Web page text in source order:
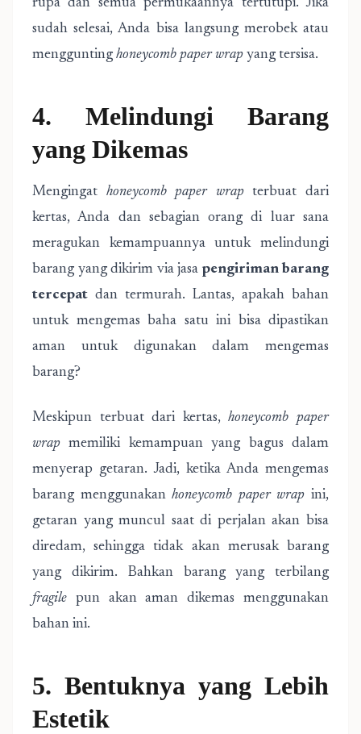
rupa dan semua permukaannya tertutupi. Jika
sudah selesai, Anda bisa langsung merobek atau
menggunting honeycomb paper wrap yang tersisa.
4. Melindungi Barang
yang Dikemas
Mengingat honeycomb paper wrap terbuat dari
kertas, Anda dan sebagian orang di luar sana
meragukan kemampuannya untuk melindungi
barang yang dikirim via jasa pengiriman barang
tercepat dan termurah. Lantas, apakah bahan
untuk mengemas baha satu ini bisa dipastikan
aman untuk digunakan dalam mengemas
barang?
Meskipun terbuat dari kertas,honeycomb paper
wrapmemiliki kemampuan yang bagus dalam
menyerap getaran. Jadi, ketika Anda mengemas
barang menggunakanhoneycomb paper wrapini,
getaran yang muncul saat di perjalan akan bisa
diredam, sehingga tidak akan merusak barang
yang dikirim. Bahkan barang yang terbilang
fragile pun akan aman dikemas menggunakan
bahan ini.
5. Bentuknya yang Lebih
Estetik